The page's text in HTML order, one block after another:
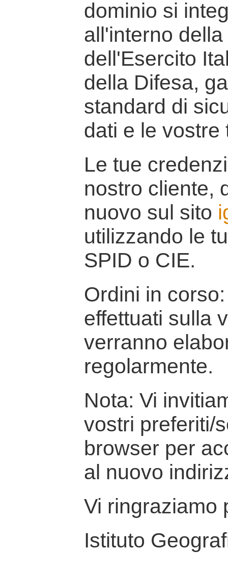
dominio si
all'interno
dell'Esercito
della Difesa,
standard di
dati e le vostre
Le tue
nostro cliente,
nuovo sul sito
utilizzando le
SPID o CIE.
Ordini in
effettuati sulla
verranno
regolarmente.
Nota: Vi
vostri preferiti/
browser per
al nuovo
Vi ringraziamo
Istituto